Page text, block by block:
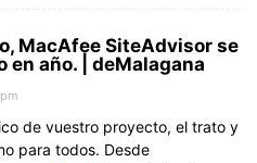
MacAfee SiteAdvisor se
en año. | deMalagana
de vuestro proyecto, el trato y
para todos. Desde